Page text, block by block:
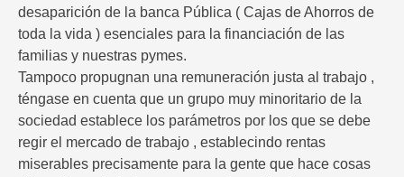
desaparición de la banca Pública ( Cajas de Ahorros de
toda la vida ) esenciales para la financiación de las
familias y nuestras pymes.
Tampoco propugnan una remuneración justa al trabajo ,
téngase en cuenta que un grupo muy minoritario de la
sociedad establece los parámetros por los que se debe
regir el mercado de trabajo , establecindo rentas
miserables precisamente para la gente que hace cosas